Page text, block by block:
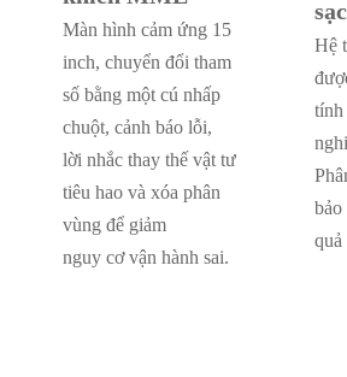
Màn hình cảm ứng 15
inch, chuyển đổi tham
số bằng một cú nhấp
chuột, cảnh báo lỗi,
lời nhắc thay thế vật tư
tiêu hao và xóa phân
vùng để giảm
nguy cơ vận hành sai.
Hệ
tính
bảo
quả